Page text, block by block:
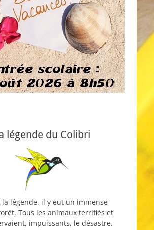
légende du Colibri
légende, il y eut un immense
Tous les animaux terrifiés et
impuissants, le désastre.